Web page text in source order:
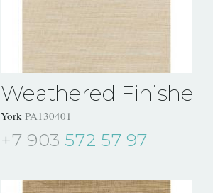
Weathered Finishes
York PA130401
+7 903 572 57 97